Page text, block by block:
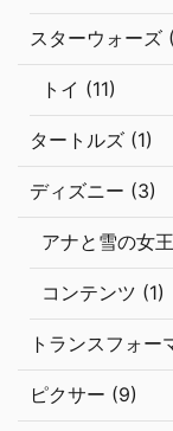
スターウォーズ
トイ (11)
タートルズ (1)
ディズニー (3)
アナと雪の女
コンテンツ (1)
トランスフォー
ピクサー (9)